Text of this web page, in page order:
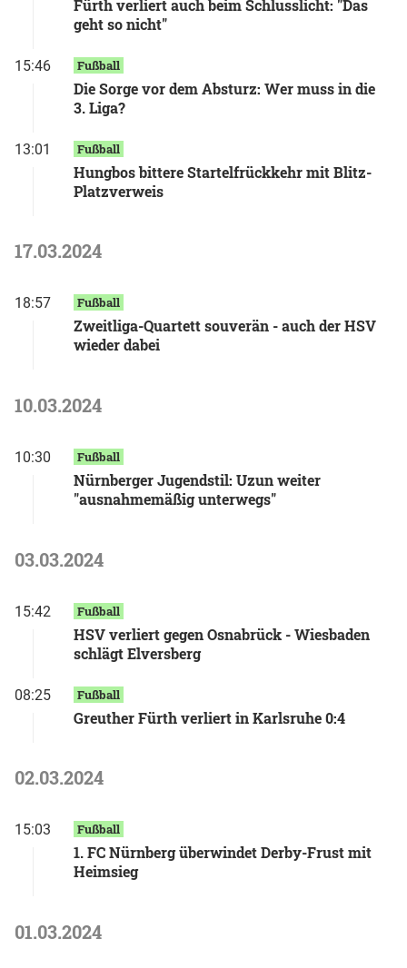
Fürth verliert auch beim Schlusslicht: "Das
geht so nicht"
15:46 Fußball
Die Sorge vor dem Absturz: Wer muss in die
3. Liga?
13:01 Fußball
Hungbos bittere Startelfrückkehr mit Blitz-
Platzverweis
17.03.2024
18:57 Fußball
Zweitliga-Quartett souverän - auch der HSV
wieder dabei
10.03.2024
10:30 Fußball
Nürnberger Jugendstil: Uzun weiter
"ausnahmemäßig unterwegs"
03.03.2024
15:42 Fußball
HSV verliert gegen Osnabrück - Wiesbaden
schlägt Elversberg
08:25 Fußball
Greuther Fürth verliert in Karlsruhe 0:4
02.03.2024
15:03 Fußball
1. FC Nürnberg überwindet Derby-Frust mit
Heimsieg
01.03.2024